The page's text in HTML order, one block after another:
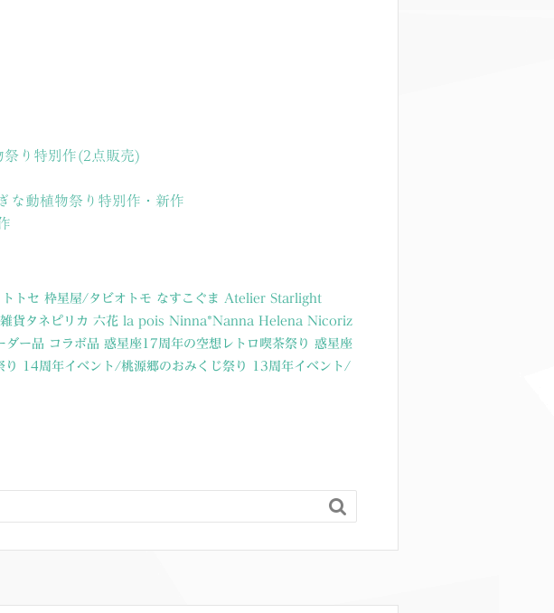
り特別作(2点販売)
な動植物祭り特別作・新作
トトセ 枠星屋/タビオトモ なすこぐま Atelier Starlight
貨タネピリカ 六花 la pois Ninna*Nanna
Helena Nicoriz
ダー品 コラボ品 惑星座17周年の空想レトロ喫茶祭り 惑星座
り 14周年イベント/桃源郷のおみくじ祭り
13周年イベント/
